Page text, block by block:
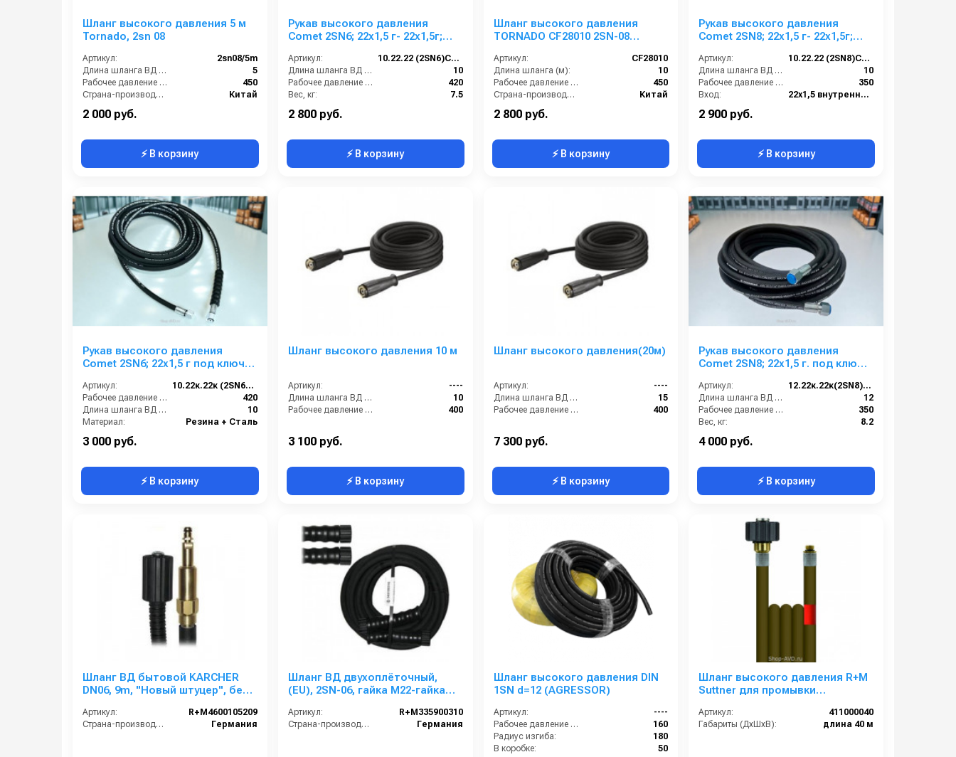
Шланг высокого давления 5 м
Tornado, 2sn 08
Артикул:
2sn08/5m
Длина шланга ВД (м):
5
Рабочее давление (бар):
450
Страна-производитель:
Китай
2 000 руб.
⚡ В корзину
Рукав высокого давления
Comet 2SN6; 22х1,5 г- 22х1,5г;
Артикул:
10.22.22 (2SN6)Comet
Длина шланга ВД (м):
10
Рабочее давление (бар):
420
Вес, кг:
7.5
2 800 руб.
⚡ В корзину
Шланг высокого давления
TORNADO CF28010 2SN-08
м)
Артикул:
CF28010
Длина шланга (м):
10
Рабочее давление (бар):
450
Страна-производитель:
Китай
2 800 руб.
⚡ В корзину
Рукав высокого давления
Comet 2SN8; 22х1,5 г- 22х1,5г;
Артикул:
10.22.22 (2SN8)Comet
Длина шланга ВД (м):
10
Рабочее давление (бар):
350
Вход:
22х1,5 внутренняя резьба
2 900 руб.
⚡ В корзину
Рукав высокого давления
Comet 2SN6; 22х1,5 г под ключ -
Артикул:
10.22к.22к (2SN6)Comet
Рабочее давление (бар):
420
Длина шланга ВД (м):
10
Материал:
Резина + Сталь
3 000 руб.
⚡ В корзину
Шланг высокого давления 10 м
Артикул:
----
Длина шланга ВД (м):
10
Рабочее давление (бар):
400
3 100 руб.
⚡ В корзину
Шланг высокого давления(20м)
Артикул:
----
Длина шланга ВД (м):
15
Рабочее давление (бар):
400
7 300 руб.
⚡ В корзину
Рукав высокого давления
Comet 2SN8; 22х1,5 г. под ключ
Артикул:
12.22к.22к(2SN8) Comet
Длина шланга ВД (м):
12
Рабочее давление (бар):
350
Вес, кг:
8.2
4 000 руб.
⚡ В корзину
Шланг ВД бытовой KARCHER
DN06, 9m, "Новый штуцер", без
Артикул:
R+M4600105209
Страна-производитель:
Германия
Шланг ВД двухоплёточный,
(EU), 2SN-06, гайка М22-гайка
PORTOTECNICA, KRANZLE
Артикул:
R+M335900310
Страна-производитель:
Германия
Шланг высокого давления DIN
1SN d=12 (AGRESSOR)
Артикул:
----
Рабочее давление (бар):
160
Радиус изгиба:
180
В коробке:
50
Шланг высокого давления R+M
Suttner для промывки
— 40 м, диаметр — 4 мм)
Артикул:
411000040
Габариты (ДхШхВ):
длина 40 м